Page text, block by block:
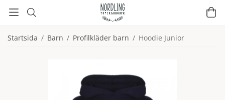
Startsida / Barn / Profilkläder barn / Hoodie Junior